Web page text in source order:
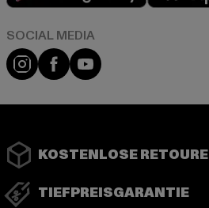
Instagram
FacebookYouTube
KOSTENLOSE RETOURE
TIEFPREISGARANTIE